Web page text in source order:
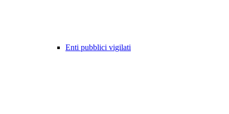
Enti pubblici vigilati